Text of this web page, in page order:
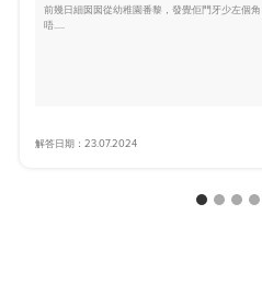
前幾日細囡囡從幼稚園番黎，發覺佢門牙少左個
唔.....
解答日期：23.07.2024